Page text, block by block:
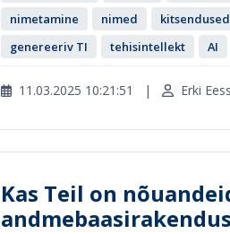
nimetamine
nimed kitsendused
genereeriv TI
tehisintellekt AI
11.03.2025 10:21:51 | Erki
Kas Teil on